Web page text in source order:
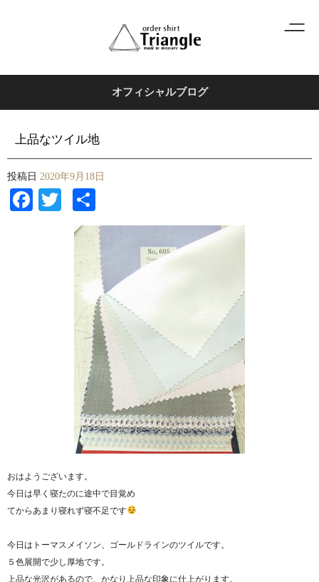
オフィシャルブログ
上品なツイル地
投稿日 2020年9月18日
Facebook
Twitter
有
おはようございます。
今日は早く寝たのに途中で目覚め
てからあまり寝れず寝不足です
今日はトーマスメイソン、ゴールドラインのツイルです。
５色展開で少し厚地です。
上品な光沢があるので、かなり上品な印象に仕上がります。